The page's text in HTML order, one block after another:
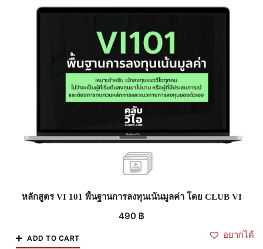
หลักสูตร VI 101 พื้นฐานการลงทุนเน้นมูลค่า โดย CLUB VI
490 ฿
อยากได้
ADD TO CART